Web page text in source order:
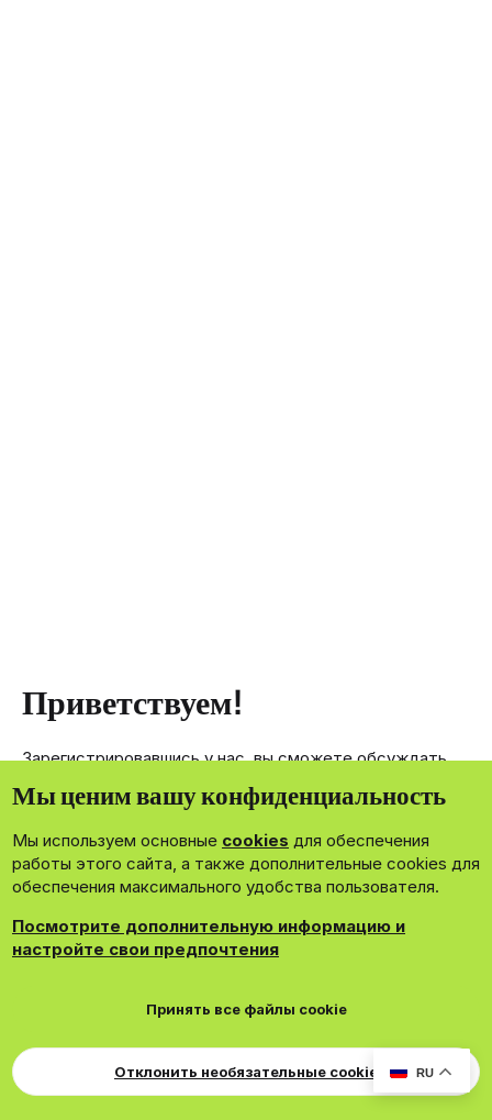
RU
Приветствуем!
Зарегистрировавшись у нас, вы сможете обсуждать,
членам нашего сообщества.
Зарегистрироваться сейчас!
DohTheme
Cookies Russian Обратная связь
Поддержка
Для правообладателей
EN Soundmain
Условия и правила
Политика конфиденциальности
Мы ценим вашу конфиденциальность
Мы используем основные cookies для обеспечения
работы этого сайта, а также дополнительные cookies для
обеспечения максимального удобства пользователя.
Посмотрите дополнительную информацию и
настройте свои предпочтения
Принять все файлы cookie
Отклонить необязательные cookie